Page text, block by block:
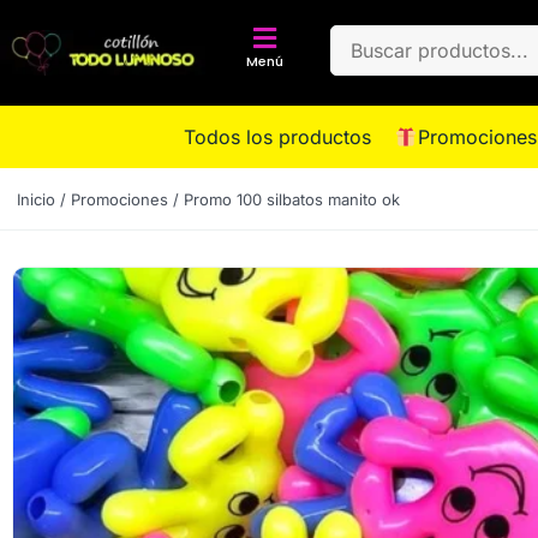
Menú
Todos los productos
Inicio / Promociones / Promo 100 silbatos manito ok